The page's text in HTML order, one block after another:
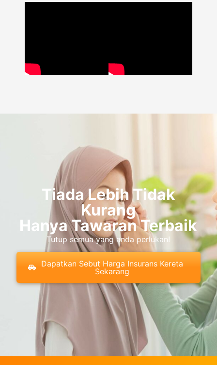
Tiada Lebih Tidak
Kurang
Hanya Tawaran Terbaik
Tutup semua yang anda perlukan!
Dapatkan Sebut Harga Insurans Kereta
Sekarang